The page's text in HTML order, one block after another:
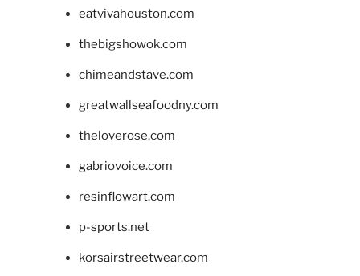
eatvivahouston.com
thebigshowok.com
chimeandstave.com
greatwallseafoodny.com
theloverose.com
gabriovoice.com
resinflowart.com
p-sports.net
korsairstreetwear.com